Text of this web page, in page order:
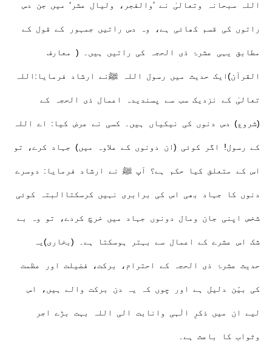
اللہ سبحانہ وتعالیٰ نے ’والفجر، ولیال عشر‘ میں جن دس
راتوں کی قسم کھائی ہے، وہ دس راتیں جمہور کے قول کے
مطابق یہی عشرۂ ذی الحجہ کی راتیں ہیں۔ ( معارف
القرآن)ایک حدیث میں رسول اللہ ﷺنے ارشاد فرمایا:اللہ
تعالیٰ کے نزدیک سب سے پسندیدہ اعمال ذی الحجہ کے
(شروع) دس دنوں کی نیکیاں ہیں۔ کسی نے عرض کیا: اے اللہ
کے رسول! اگر کوئی (ان دونوں کے علاوہ میں) جہاد کرے، تو
اس کے متعلق کیا حکم ہے؟ آپ ﷺ نے ارشاد فرمایا: دوسرے
دنوں کا جہاد بھی اس کی برابری نہیں کرسکتاالبتہ کوئی
شخص اپنی جان ومال دونوں جہاد میں خرچ کردے، تو وہ بے
شک اس عشرے کے اعمال سے بہتر ہوسکتا ہے۔ (بخاری)یہ
حدیث عشرۂ ذی الحجہ کے احترام، برکت، فضیلت اور عظمت
کی بیّن دلیل ہے اور چوں کہ یہ دن برکت والے ہیں، اس
لیے ان میں ذکرِ الٰہی وانابت الی اللہ بہت بڑے اجر
وثواب کا باعث ہے۔